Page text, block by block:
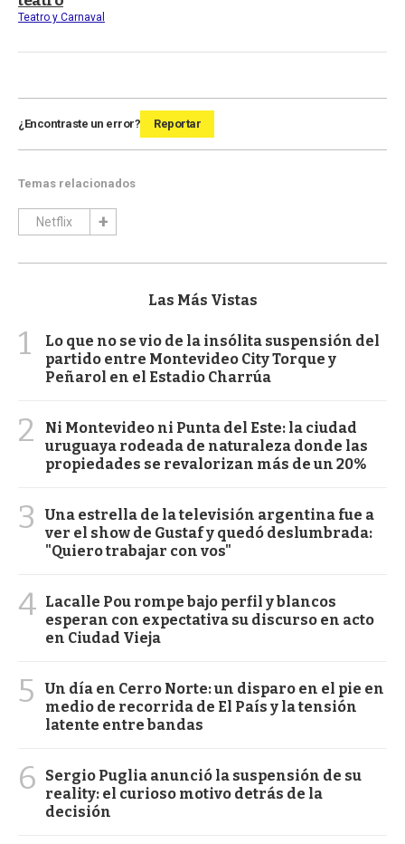
Teatro y Carnaval
¿Encontraste un error? Reportar
Temas relacionados
Netflix
Las Más Vistas
1
Lo que no se vio de la insólita suspensión del
partido entre Montevideo City Torque y
Peñarol en el Estadio Charrúa
2
Ni Montevideo ni Punta del Este: la ciudad
uruguaya rodeada de naturaleza donde las
propiedades se revalorizan más de un 20%
3
Una estrella de la televisión argentina fue a
ver el show de Gustaf y quedó deslumbrada:
"Quiero trabajar con vos"
4 Lacalle Pou rompe bajo perfil y blancos
esperan con expectativa su discurso en acto
en Ciudad Vieja
5
Un día en Cerro Norte: un disparo en el pie en
medio de recorrida de El País y la tensión
latente entre bandas
6
Sergio Puglia anunció la suspensión de su
reality: el curioso motivo detrás de la
decisión